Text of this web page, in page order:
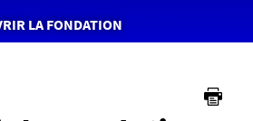
LA FONDATION